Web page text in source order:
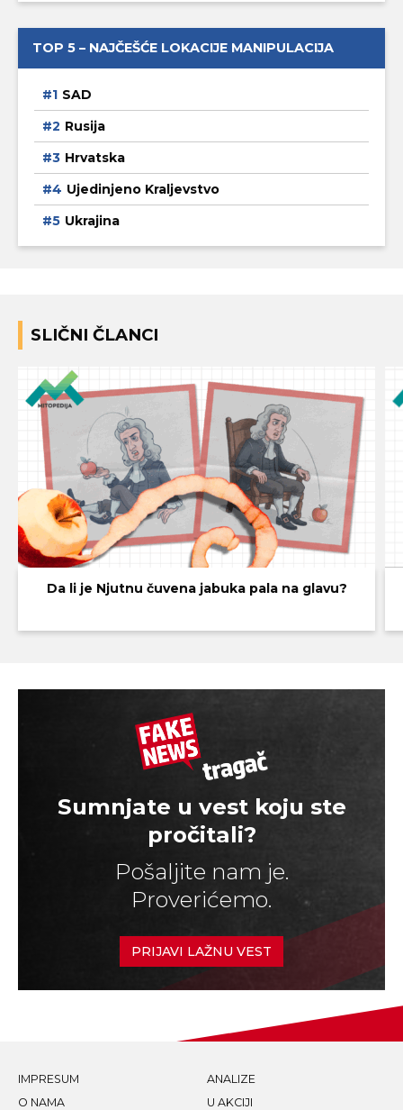
TOP 5 – NAJČEŠĆE LOKACIJE MANIPULACIJA
SAD
Rusija
Hrvatska
Ujedinjeno Kraljevstvo
Ukrajina
SLIČNI ČLANCI
Da li je Njutnu čuvena jabuka pala na glavu?
Sumnjate u vest koju ste
pročitali?
Pošaljite nam je.
Proverićemo.
PRIJAVI LAŽNU VEST
IMPRESUM
O NAMA
ANALIZE
U AKCIJI